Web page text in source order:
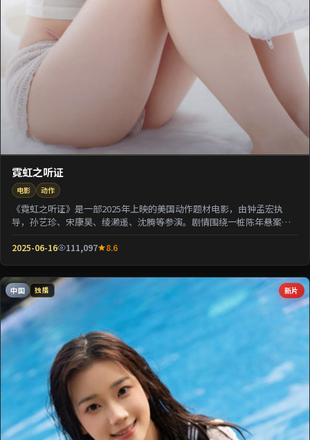
霓虹之听证
电影 动作
《霓虹之听证》是一部2025年上映的美国动作题材电影，由钟孟宏执
导，孙艺珍、宋康昊、绫濑遥、沈腾等参演。剧情围绕一桩陈年悬案与
2025-06-16 111,097 8.6
新片
中国 独播